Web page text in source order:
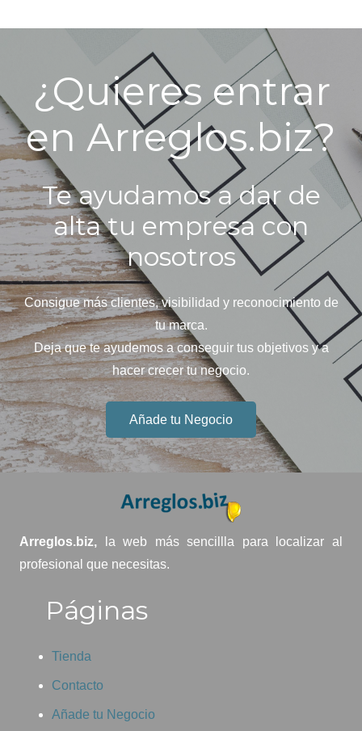
¿Quieres entrar
en Arreglos.biz?
Te ayudamos a dar de
alta tu empresa con
nosotros
Consigue más clientes, visibilidad y reconocimiento de
tu marca.
Deja que te ayudemos a conseguir tus objetivos y a
hacer crecer tu negocio.
Añade tu Negocio
Arreglos.biz,
la web más sencillla para localizar al
profesional que necesitas.
Páginas
Tienda
Contacto
Añade tu Negocio